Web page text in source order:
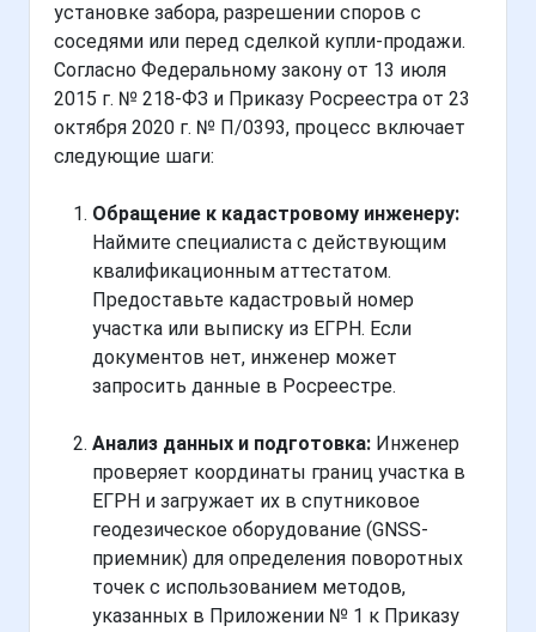
установке забора, разрешении споров с
соседями или перед сделкой купли-продажи.
Согласно Федеральному закону от 13 июля
2015 г. № 218-ФЗ и Приказу Росреестра от 23
октября 2020 г. № П/0393, процесс включает
следующие шаги:
Обращение к кадастровому инженеру:
Наймите специалиста с действующим
квалификационным аттестатом.
Предоставьте кадастровый номер
участка или выписку из ЕГРН. Если
документов нет, инженер может
запросить данные в Росреестре.
Анализ данных и подготовка: Инженер
проверяет координаты границ участка в
ЕГРН и загружает их в спутниковое
геодезическое оборудование (GNSS-
приемник) для определения поворотных
точек с использованием методов,
указанных в Приложении № 1 к Приказу